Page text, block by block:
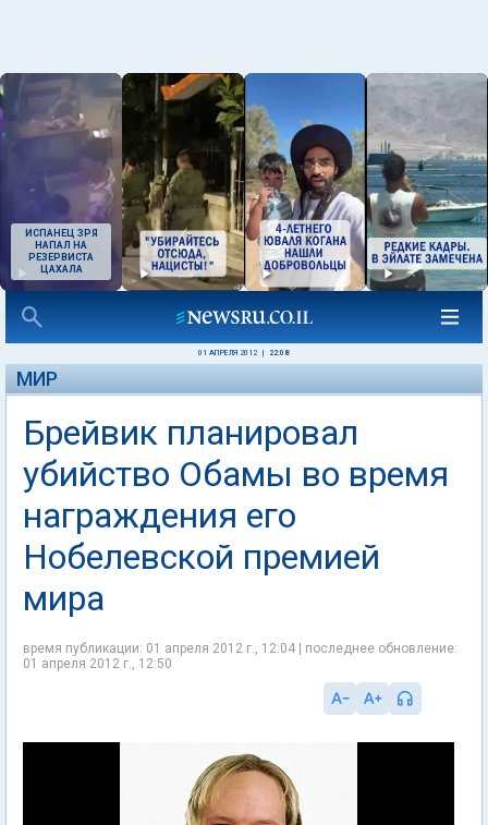
ИСПАНЕЦ ЗРЯ
НАПАЛ НА
РЕЗЕРВИСТА
ЦАХАЛА
01 АПРЕЛЯ 2012 22:08
МИР
Брейвик планировал
убийство Обамы во время
награждения его
Нобелевской премией
мира
время публикации: 01 апреля 2012 г., 12:04 | последнее обновление:
01 апреля 2012 г., 12:50